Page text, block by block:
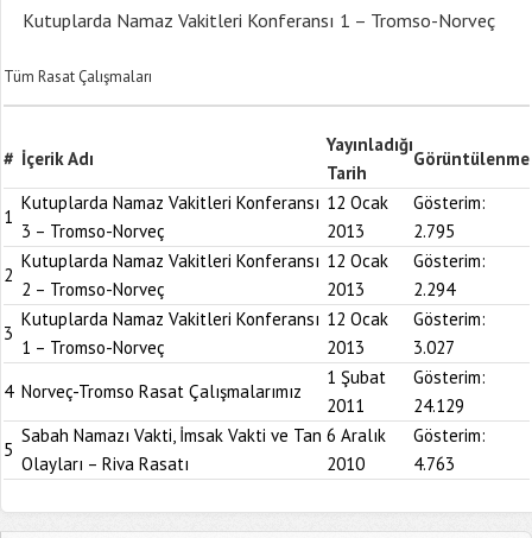
Kutuplarda Namaz Vakitleri Konferansı 1 – Tromso-Norveç
Tüm Rasat Çalışmaları
# İçerik Adı
Yayınladığı
Tarih
Görüntülenme
1
Kutuplarda Namaz Vakitleri Konferansı
3 – Tromso-Norveç
12 Ocak
2013
Gösterim:
2.795
2
Kutuplarda Namaz Vakitleri Konferansı
2 – Tromso-Norveç
12 Ocak
2013
Gösterim:
2.294
3
Kutuplarda Namaz Vakitleri Konferansı
1 – Tromso-Norveç
12 Ocak
2013
Gösterim:
3.027
4 Norveç-Tromso Rasat Çalışmalarımız
1 Şubat
2011
Gösterim:
24.129
5
Sabah Namazı Vakti, İmsak Vakti ve Tan
Olayları – Riva Rasatı
6 Aralık
2010
Gösterim:
4.763